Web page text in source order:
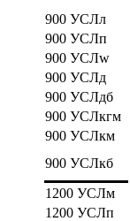
900 УСЛл
900 УСЛп
900 УСЛw
900 УСЛд
900 УСЛдб
900 УСЛкгм
900 УСЛкм
900 УСЛкб
1200 УСЛм
1200 УСЛп